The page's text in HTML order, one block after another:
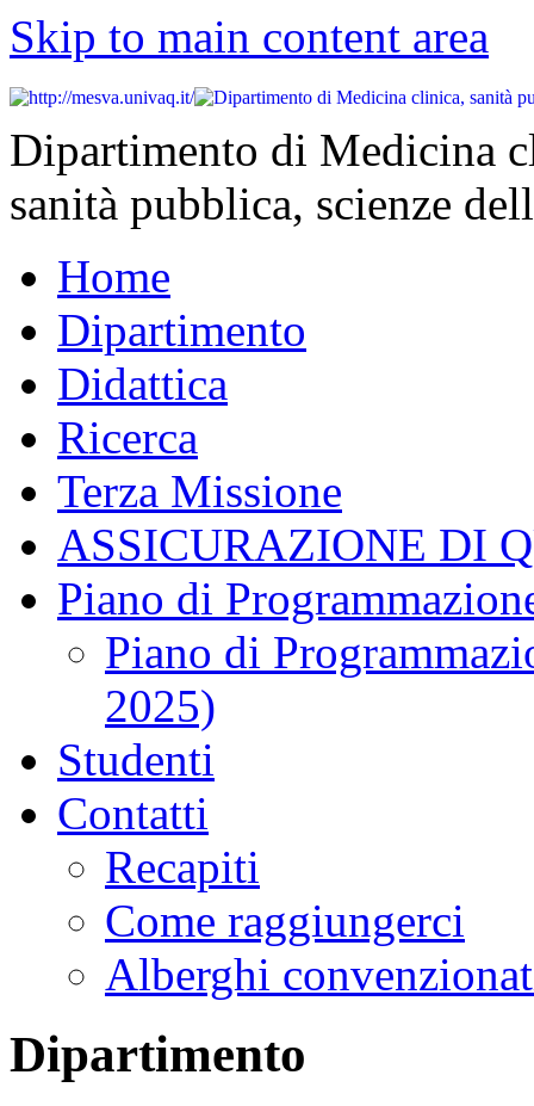
Skip to main content area
Dipartimento di Medicina
sanità pubblica, scienze
Home
Dipartimento
Didattica
Ricerca
Terza Missione
ASSICURAZIONE DI
Piano di
Piano di
2025)
Studenti
Contatti
Recapiti
Come raggiungerci
Alberghi
Dipartimento